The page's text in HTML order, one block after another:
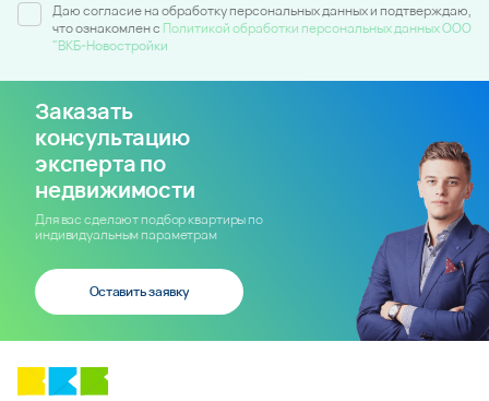
Даю согласие на обработку персональных данных и подтверждаю,
что ознакомлен c Политикой обработки персональных данных ООО
"ВКБ-Новостройки
Заказать
консультацию
эксперта по
недвижимости
Для вас сделают подбор квартиры по
индивидуальным параметрам
Оставить заявку